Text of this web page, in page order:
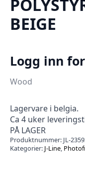
BEIGE
Logg inn
Wood
Lagervare i belgia.
Ca 4 uker
PÅ LAGER
Produktnummer: JL-
Kategorier: J-Line,